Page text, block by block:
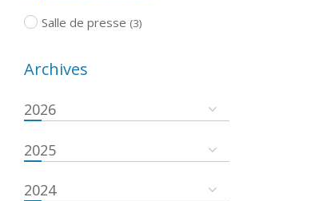
Salle de presse (3)
Archives
2026
2025
2024